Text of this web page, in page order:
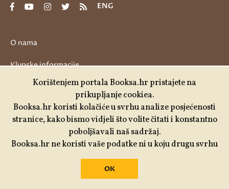
O nama
Klupske informacije
Impressum portala
Polica privatnosti
ENG
Korištenjem portala Booksa.hr pristajete na
prikupljanje cookiea.
Booksa.hr koristi kolačiće u svrhu analize posjećenosti
stranice, kako bismo vidjeli što volite čitati i konstantno
poboljšavali naš sadržaj.
Booksa.hr ne koristi vaše podatke ni u koju drugu svrhu
OK